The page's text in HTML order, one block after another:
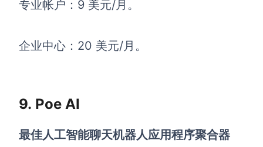
专业帐户：9 美元/月。
企业中心：20 美元/月。
9. Poe AI
最佳人工智能聊天机器人应用程序聚合器